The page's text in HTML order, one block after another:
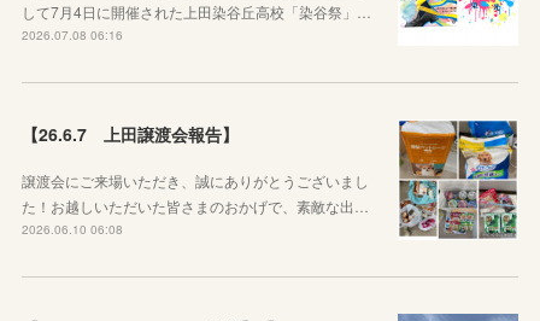
して7月4日に開催された上田染谷丘高校「染谷祭」…
2026.07.08 06:16
【26.6.7 上田譲渡会報告】
譲渡会にご来場いただき、誠にありがとうございまし
た！お越しいただいた皆さまのおかげで、素敵な出…
2026.06.10 06:08